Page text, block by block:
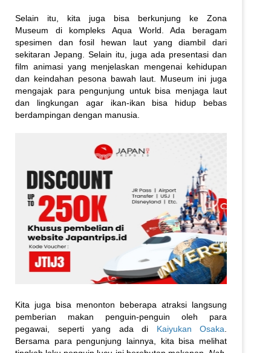
Selain itu, kita juga bisa berkunjung ke Zona
Museum di kompleks Aqua World. Ada beragam
spesimen dan fosil hewan laut yang diambil dari
sekitaran Jepang. Selain itu, juga ada presentasi dan
film animasi yang menjelaskan mengenai kehidupan
dan keindahan pesona bawah laut. Museum ini juga
mengajak para pengunjung untuk bisa menjaga laut
dan lingkungan agar ikan-ikan bisa hidup bebas
berdampingan dengan manusia.
Kita juga bisa menonton beberapa atraksi langsung
pemberian makan penguin-penguin oleh para
pegawai, seperti yang ada di Kaiyukan Osaka
Bersama para pengunjung lainnya, kita bisa melihat